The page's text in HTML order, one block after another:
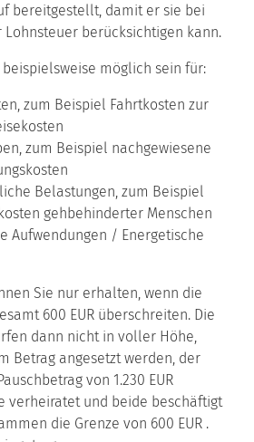
bereitgestellt, damit er sie bei
berücksichtigen kann.
möglich sein für:
zum Beispiel Fahrtkosten zur
zum Beispiel nachgewiesene
Belastungen, zum Beispiel
gehbehinderter Menschen
Aufwendungen / Energetische
Sie nur erhalten, wenn die
600 EUR überschreiten. Die
dann nicht in voller Höhe,
Betrag angesetzt werden, der
von 1.230 EUR
verheiratet und beide beschäftigt
die Grenze von 600 EUR .